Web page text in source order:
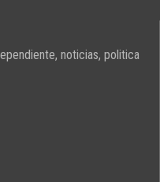
noticias, politica